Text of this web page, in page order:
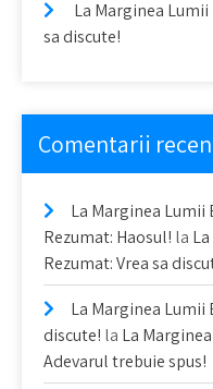
La Marginea Lumii
sa discute!
Comentarii
La Marginea Lumii
Rezumat: Haosul! la
Rezumat: Vrea sa
La Marginea Lumii
discute! la La
Adevarul trebuie spus!